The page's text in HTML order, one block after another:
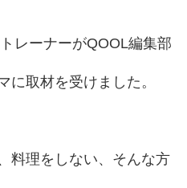
レーナーがQOOL編集部
に取材を受けました。
料理をしない、そんな方